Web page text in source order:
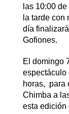
las 10:00
la tarde con
día
Gofiones.
El domingo
espectáculo
horas, para
Chimba a
esta edición